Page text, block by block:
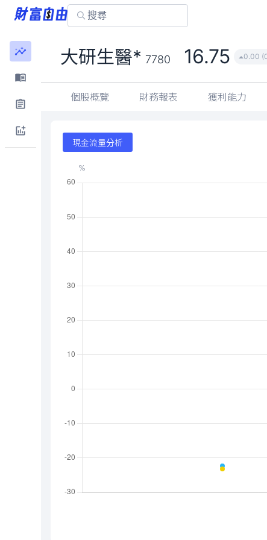
大研生醫* 7780 16.75 0.00
個股概覽 財務報表 獲利能力
現金流量分析